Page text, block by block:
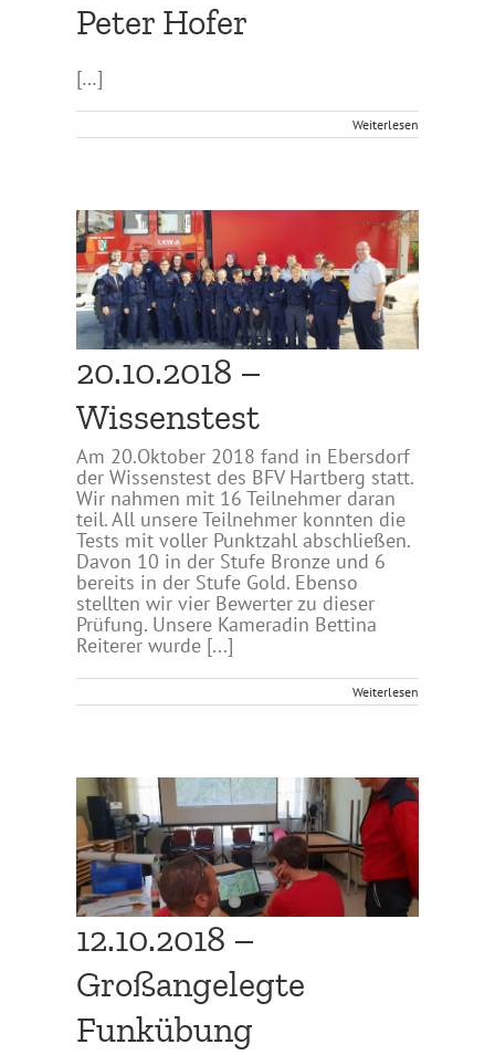
Peter Hofer
[…]
Weiterlesen
20.10.2018 –
Wissenstest
Am 20.Oktober 2018 fand in Ebersdorf
der Wissenstest des BFV Hartberg statt.
Wir nahmen mit 16 Teilnehmer daran
teil. All unsere Teilnehmer konnten die
Tests mit voller Punktzahl abschließen.
Davon 10 in der Stufe Bronze und 6
bereits in der Stufe Gold. Ebenso
stellten wir vier Bewerter zu dieser
Prüfung. Unsere Kameradin Bettina
Reiterer wurde [...]
Weiterlesen
12.10.2018 –
Großangelegte
Funkübung